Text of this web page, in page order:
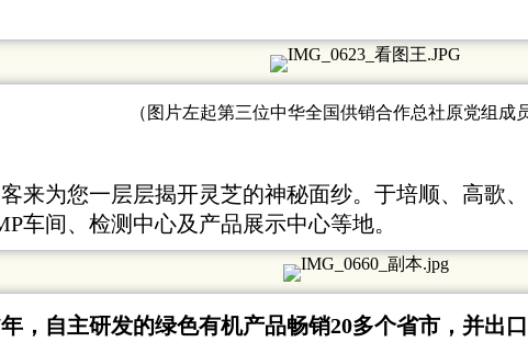
（ 图片左起第三位中华全国供销合作总社原党组成
来为您一层层揭开灵芝的神秘面纱。于培顺、高歌
车间、检测中心及产品展示中心等地。
，自主研发的绿色有机产品畅销20多个省市，并出